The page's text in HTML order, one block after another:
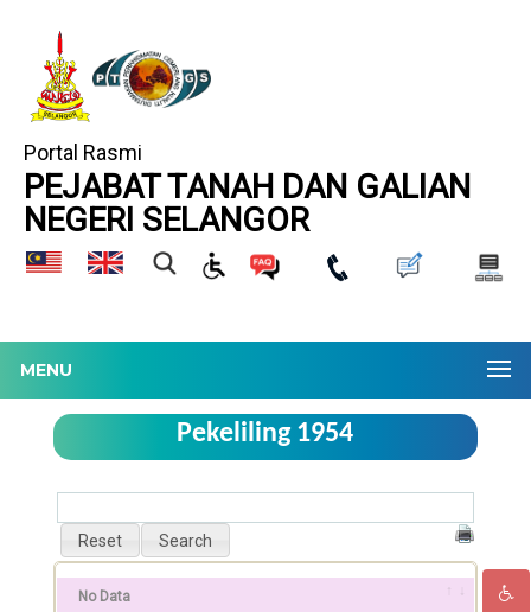
Portal Rasmi
PEJABAT TANAH DAN GALIAN
NEGERI SELANGOR
MENU
Pekeliling 1954
No Data